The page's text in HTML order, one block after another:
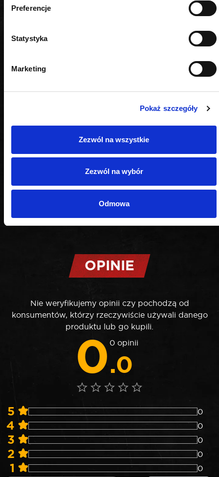
Preferencje
Statystyka
Marketing
Pokaż szczegóły
Zezwól na wszystkie
Zezwól na wybór
Odmowa
PODOBNE PRODUKTY
OPINIE
Nie weryfikujemy opinii czy pochodzą od
konsumentów, którzy rzeczywiście używali danego
produktu lub go kupili.
0.0
0 opinii
5 0
4 0
3 0
2 0
1 0